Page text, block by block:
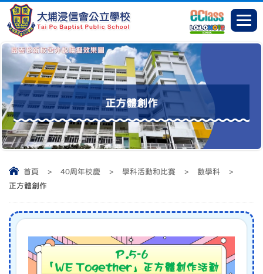
正方體創作
首頁 > 40周年校慶 > 學科活動和比賽 > 數學科
>
正方體創作